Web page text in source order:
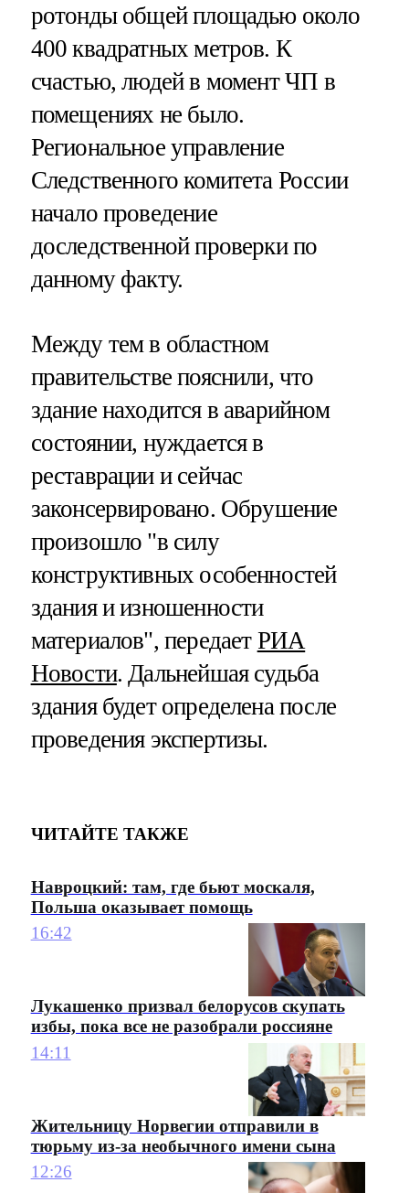
ротонды общей площадью около
400 квадратных метров. К
счастью, людей в момент ЧП в
помещениях не было.
Региональное управление
Следственного комитета России
начало проведение
доследственной проверки по
данному факту.
Между тем в областном
правительстве пояснили, что
здание находится в аварийном
состоянии, нуждается в
реставрации и сейчас
законсервировано. Обрушение
произошло "в силу
конструктивных особенностей
здания и изношенности
материалов", передает РИА
Новости. Дальнейшая судьба
здания будет определена после
проведения экспертизы.
ЧИТАЙТЕ ТАКЖЕ
Навроцкий: там, где бьют москаля,
Польша оказывает помощь
16:42
Лукашенко призвал белорусов скупать
избы, пока все не разобрали россияне
14:11
Жительницу Норвегии отправили в
тюрьму из-за необычного имени сына
12:26